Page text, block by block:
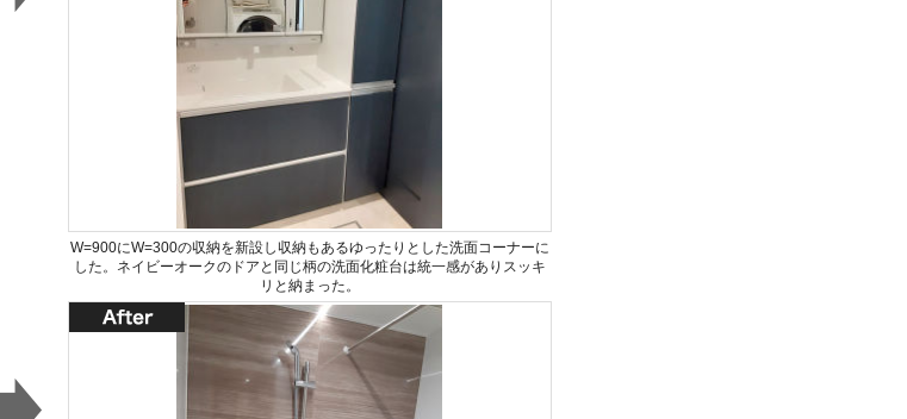
W=900にW=300の収納を新設し収納もあるゆったりとした洗面コーナーに
した。ネイビーオークのドアと同じ柄の洗面化粧台は統一感がありスッキ
リと納まった。